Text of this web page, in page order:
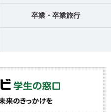
卒業・卒業旅行